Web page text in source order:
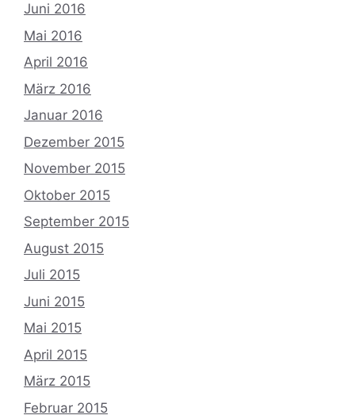
Juni 2016
Mai 2016
April 2016
März 2016
Januar 2016
Dezember 2015
November 2015
Oktober 2015
September 2015
August 2015
Juli 2015
Juni 2015
Mai 2015
April 2015
März 2015
Februar 2015